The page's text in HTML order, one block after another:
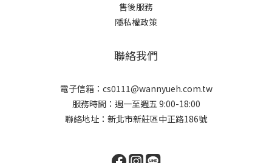
售後服務
隱私權政策
聯絡我們
電子信箱：cs0111@wannyueh.com.tw
服務時間：週一至週五 9:00-18:00
聯絡地址：新北市新莊區中正路186號